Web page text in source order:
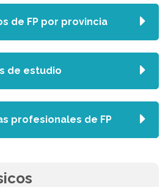
de FP por provincia
de estudio
profesionales de FP